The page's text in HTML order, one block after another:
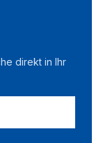
direkt in Ihr